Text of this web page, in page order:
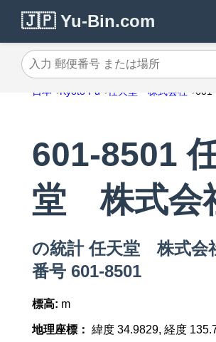
🇯🇵 Yu-Bin.com
入力 郵便番号 または場所
日本 Kyoto Fu 任天堂 株式会社
601-8501
堂 株式会
の統計 任天堂 株式会
番号 601-8501
標高: m
地理座標： 緯度 34.9829, 経度